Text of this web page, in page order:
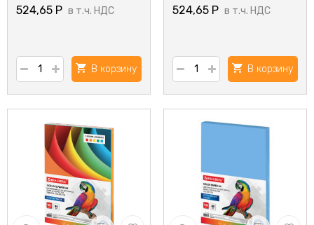
524,65 Р в т.ч. НДС
В корзину
524,65 Р в т.ч. НДС
В корзину